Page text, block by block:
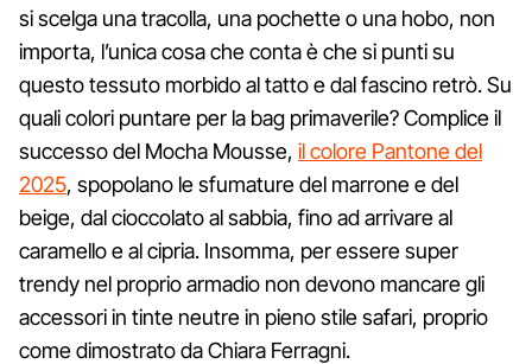
si scelga una tracolla, una pochette o una hobo, non
importa, l’unica cosa che conta è che si punti su
questo tessuto morbido al tatto e dal fascino retrò. Su
quali colori puntare per la bag primaverile? Complice il
successo del Mocha Mousse, il colore Pantone del
2025, spopolano le sfumature del marrone e del
beige, dal cioccolato al sabbia, fino ad arrivare al
caramello e al cipria. Insomma, per essere super
trendy nel proprio armadio non devono mancare gli
accessori in tinte neutre in pieno stile safari, proprio
come dimostrato da Chiara Ferragni.